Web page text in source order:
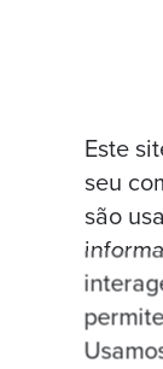
Este
seu
são
produção:
pra staging,
ticket volta.
O método
lugar no
do